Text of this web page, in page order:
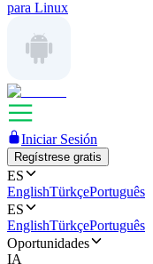
para Linux
Iniciar Sesión
Regístrese gratis
ES
EnglishTürkçePortuguês
ES
EnglishTürkçePortuguês
Oportunidades
IA